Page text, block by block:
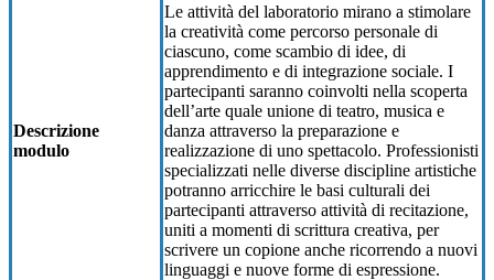
Descrizione
modulo
Le attività del laboratorio mirano a stimolare
la creatività come percorso personale di
ciascuno, come scambio di idee, di
apprendimento e di integrazione sociale. I
partecipanti saranno coinvolti nella scoperta
dell’arte quale unione di teatro, musica e
danza attraverso la preparazione e
realizzazione di uno spettacolo. Professionisti
specializzati nelle diverse discipline artistiche
potranno arricchire le basi culturali dei
partecipanti attraverso attività di recitazione,
uniti a momenti di scrittura creativa, per
scrivere un copione anche ricorrendo a nuovi
linguaggi e nuove forme di espressione.